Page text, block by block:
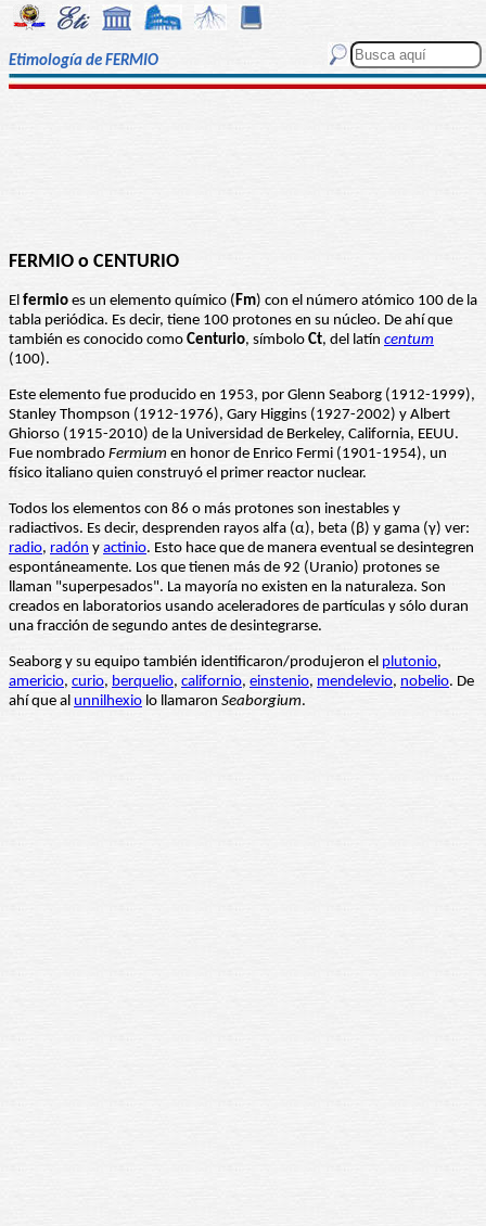
Etimología de FERMIO
FERMIO o CENTURIO
El fermio es un elemento químico (Fm) con el número atómico 100 de la
tabla periódica. Es decir, tiene 100 protones en su núcleo. De ahí que
también es conocido como Centurio, símbolo Ct, del latín centum
(100).
Este elemento fue producido en 1953, por Glenn Seaborg (1912-1999),
Stanley Thompson (1912-1976), Gary Higgins (1927-2002) y Albert
Ghiorso (1915-2010) de la Universidad de Berkeley, California, EEUU.
Fue nombrado Fermium en honor de Enrico Fermi (1901-1954), un
físico italiano quien construyó el primer reactor nuclear.
Todos los elementos con 86 o más protones son inestables y
radiactivos. Es decir, desprenden rayos alfa (α), beta (β) y gama (γ) ver:
radio, radón y actinio. Esto hace que de manera eventual se desintegren
espontáneamente. Los que tienen más de 92 (Uranio) protones se
llaman "superpesados". La mayoría no existen en la naturaleza. Son
creados en laboratorios usando aceleradores de partículas y sólo duran
una fracción de segundo antes de desintegrarse.
Seaborg y su equipo también identificaron/produjeron el plutonio,
americio, curio, berquelio, californio, einstenio, mendelevio, nobelio. De
ahí que al unnilhexio lo llamaron Seaborgium.